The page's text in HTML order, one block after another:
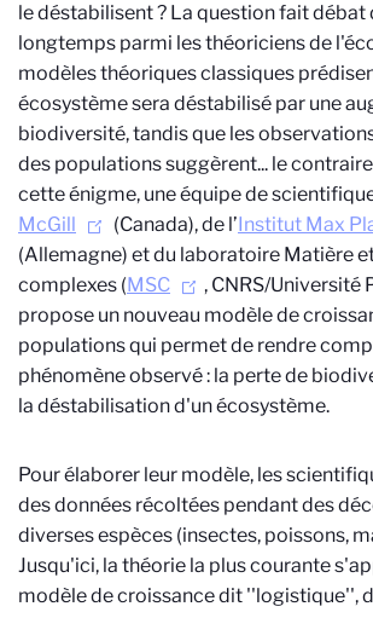
le déstabilisent ? La question fait débat
longtemps parmi les théoriciens de
modèles théoriques classiques
écosystème sera déstabilisé par une
biodiversité, tandis que les
des populations suggèrent... le
cette énigme, une équipe de
McGill
(Canada), de l’Institut Max
(Allemagne) et du laboratoire Matière
complexes (MSC
, CNRS/Université
propose un nouveau modèle de
populations qui permet de rendre
phénomène observé : la perte de
la déstabilisation d'un écosystème.
Pour élaborer leur modèle, les
des données récoltées pendant des
diverses espèces (insectes, poissons,
Jusqu'ici, la théorie la plus courante
modèle de croissance dit ''logistique'',